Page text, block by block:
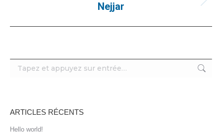
Album
Nejjar
ARTICLES RÉCENTS
Hello world!